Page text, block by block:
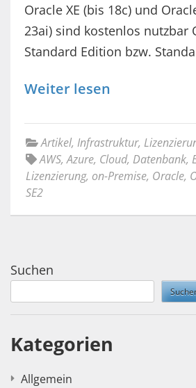
Oracle XE (bis 18c) und
23ai) sind kostenlos nutzbar
Standard Edition bzw.
Weiter lesen
Artikel, Infrastruktur,
AWS,Azure, Cloud, Datenbank,
Lizenzierung, on-Premise, Oracle,
SE2
Suchen
Kategorien
Allgemein